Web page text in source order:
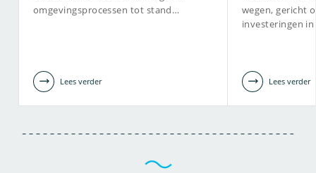
omgevingsprocessen tot stand…
Lees verder
wegen, gericht
investeringen
Lees verder